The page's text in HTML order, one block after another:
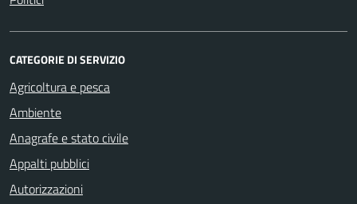
CATEGORIE DI SERVIZIO
Agricoltura e pesca
Ambiente
Anagrafe e stato civile
Appalti pubblici
Autorizzazioni